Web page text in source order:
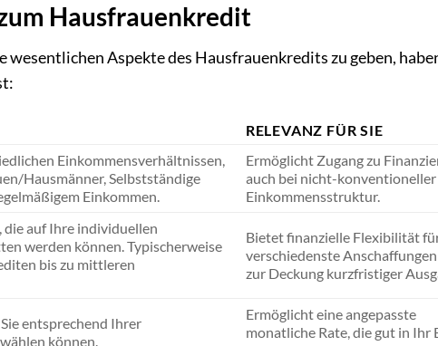
Hausfrauenkredit
wesentlichen Aspekte des Hausfrauenkredits zu geben,
RELEVANZ FÜR SIE
Einkommensverhältnissen,
Hausmänner, Selbstständige
Einkommen.
Ermöglicht Zugang zu
auch bei nicht-konventioneller
Einkommensstruktur.
auf Ihre individuellen
werden können. Typischerweise
bis zu mittleren
Bietet finanzielle Flexibilität
verschiedenste
zur Deckung kurzfristiger
entsprechend Ihrer
können.
Ermöglicht eine angepasste
monatliche Rate, die gut in Ihr